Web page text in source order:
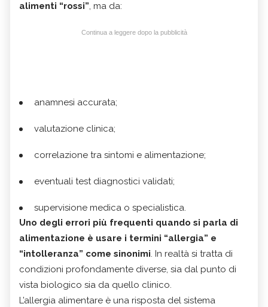
alimenti “rossi”, ma da:
Continua a leggere dopo la pubblicità
anamnesi accurata;
valutazione clinica;
correlazione tra sintomi e alimentazione;
eventuali test diagnostici validati;
supervisione medica o specialistica.
Uno degli errori più frequenti quando si parla di
alimentazione è usare i termini “allergia” e
“intolleranza” come sinonimi. In realtà si tratta di
condizioni profondamente diverse, sia dal punto di
vista biologico sia da quello clinico.
L’allergia alimentare è una risposta del sistema